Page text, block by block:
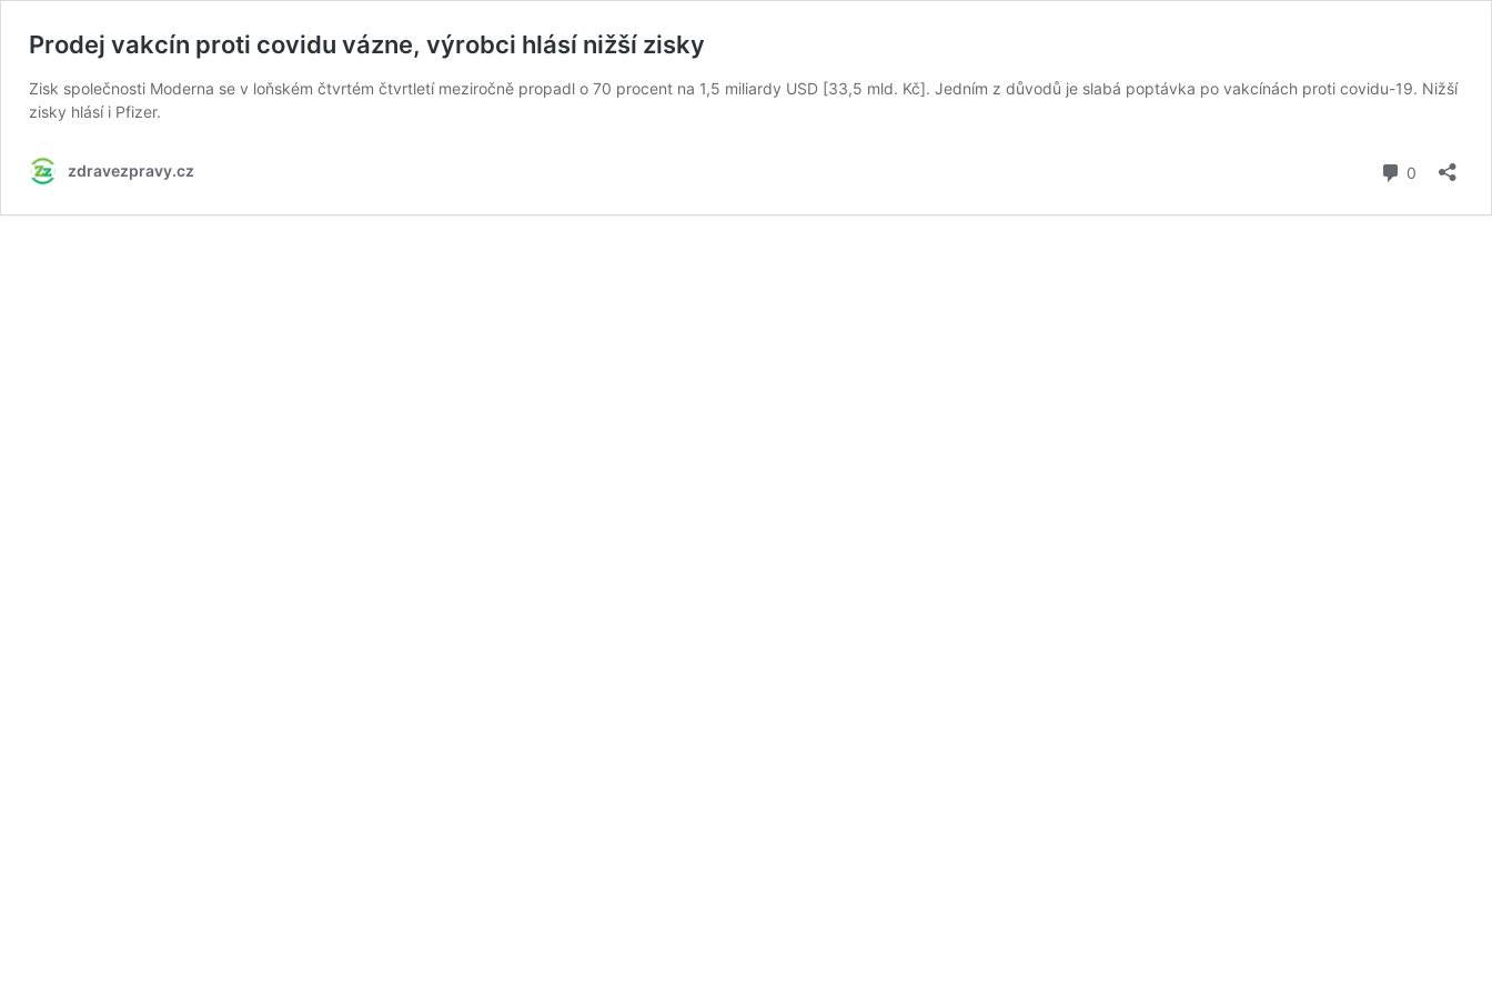
Prodej vakcín proti covidu vázne, výrobci hlásí nižší zisky
Zisk společnosti Moderna se v loňském čtvrtém čtvrtletí meziročně propadl o 70 procent na 1,5 miliardy USD [33,5 mld. Kč]. Jedním z důvodů je slabá poptávka po vakcínách proti covidu-19. Nižší
zisky hlásí i Pfizer.
zdravezpravy.cz 0 komentářů